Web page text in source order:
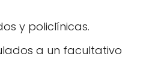
y policlínicas.
a un facultativo